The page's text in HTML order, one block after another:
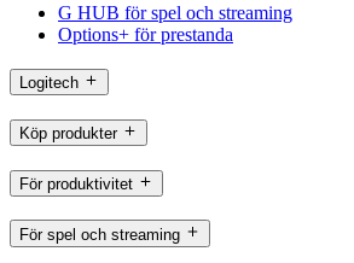
G HUB för spel och streaming
Options+ för prestanda
Logitech
Köp produkter
För produktivitet
För spel och streaming